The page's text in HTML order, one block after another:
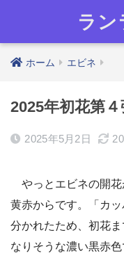
ラ
ホーム エビネ
2025年初花第４
2025年5月2日
やっとエビネの開花
黄赤からです。「カ
分かれたため、初花
なりそうな濃い黒赤